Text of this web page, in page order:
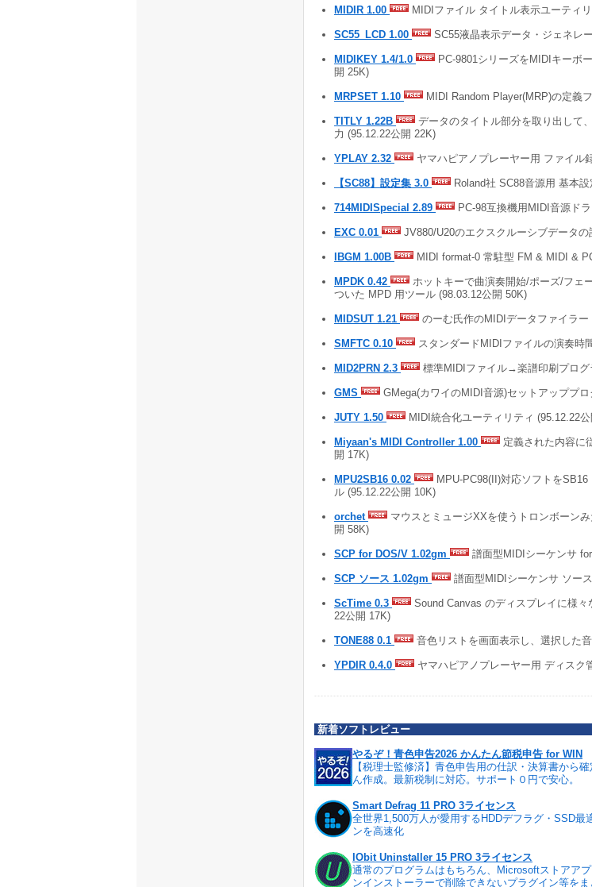
MIDIR 1.00 MIDIファイル タイトル表示ユーティ
SC55_LCD 1.00 SC55液晶表示データ・ジェネレ
MIDIKEY 1.4/1.0
PC-9801シリーズをMIDIキーボ
開 25K)
MRPSET 1.10 MIDI Random Player(MRP)の定義
TITLY 1.22B
データのタイトル部分を取り出して
力 (95.12.22公開 22K)
YPLAY 2.32 ヤマハピアノプレーヤー用 ファイル
【SC88】設定集 3.0 Roland社 SC88音源用 基本
714MIDISpecial 2.89 PC-98互換機用MIDI音源ド
EXC 0.01 JV880/U20のエクスクルーシブデータ
IBGM 1.00B MIDI format-0 常駐型 FM & MIDI &
MPDK 0.42
ホットキーで曲演奏開始/ポーズ/フェ
ついた MPD 用ツール (98.03.12公開 50K)
MIDSUT 1.21 のーむ氏作のMIDIデータファイラ
SMFTC 0.10 スタンダードMIDIファイルの演奏時
MID2PRN 2.3 標準MIDIファイル→楽譜印刷プログ
GMS GMega(カワイのMIDI音源)セットアッププ
JUTY 1.50 MIDI統合化ユーティリティ (95.12.22
Miyaan's MIDI Controller 1.00
定義された内容に
開 17K)
MPU2SB16 0.02
MPU-PC98(II)対応ソフトを
ル (95.12.22公開 10K)
orchet
マウスとミュージXXを使うトロンボーン
開 58K)
SCP for DOS/V 1.02gm 譜面型MIDIシーケンサ
SCP ソース 1.02gm 譜面型MIDIシーケンサ ソー
ScTime 0.3
Sound Canvas のディスプレイに様
22公開 17K)
TONE88 0.1 音色リストを画面表示し、選択した
YPDIR 0.4.0 ヤマハピアノプレーヤー用 ディスク
新着ソフトレビュー
やるぞ！青色申告2026 かんたん節税申告 for WIN
【税理士監修済】青色申告用の仕訳・決算書から
ん作成。最新税制に対応。サポート０円で安心。
Smart Defrag 11 PRO 3ライセンス
全世界1,500万人が愛用するHDDデフラグ・SSD最
ンを高速化
IObit Uninstaller 15 PRO 3ライセンス
通常のプログラムはもちろん、Microsoftストアア
ンインストーラーで削除できないプラグイン等を